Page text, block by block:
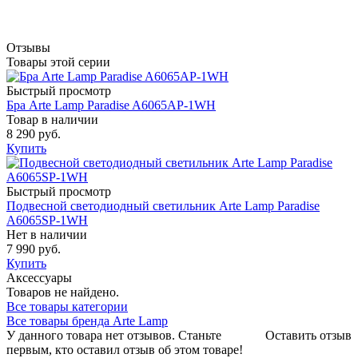
Отзывы
Товары этой серии
Быстрый просмотр
Бра Arte Lamp Paradise A6065AP-1WH
Товар в наличии
8 290 руб.
Купить
Быстрый просмотр
Подвесной светодиодный светильник Arte Lamp Paradise
A6065SP-1WH
Нет в наличии
7 990 руб.
Купить
Аксессуары
Товаров не найдено.
Все товары категории
Все товары бренда Arte Lamp
Оставить отзыв
У данного товара нет отзывов. Станьте
первым, кто оставил отзыв об этом товаре!